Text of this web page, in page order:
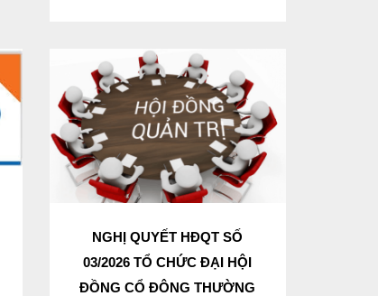
NGHỊ QUYẾT HĐQT SỐ
03/2026 TỔ CHỨC ĐẠI HỘI
ĐỒNG CỔ ĐÔNG THƯỜNG